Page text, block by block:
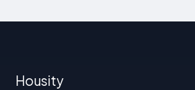
Housity